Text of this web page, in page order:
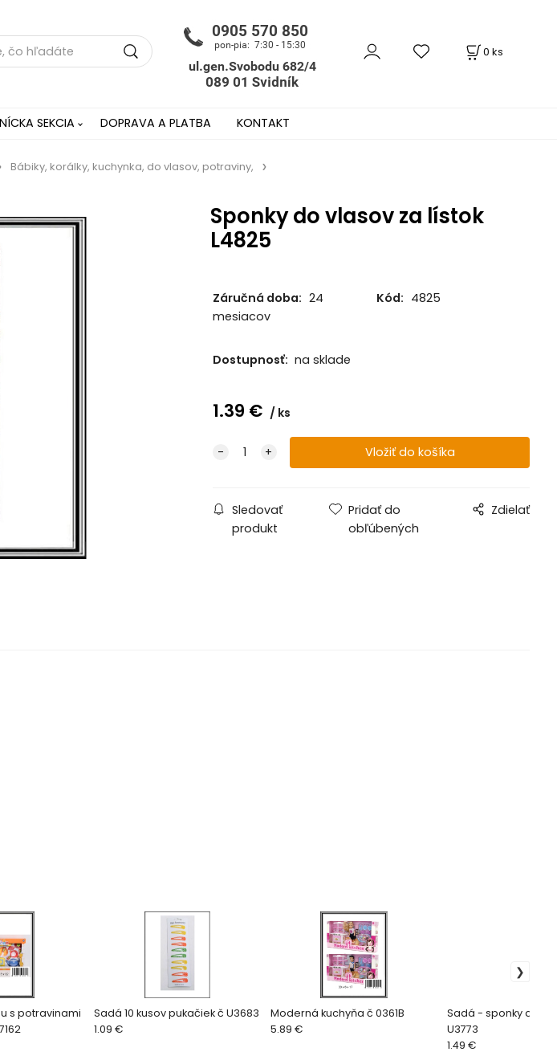
0 ks
SEKCIA DOPRAVA A PLATBA KONTAKT
Bábiky, korálky, kuchynka, do vlasov, potraviny,
Sponky do vlasov za lístok
L4825
Záručná doba: 24
mesiacov
Kód: 4825
Dostupnosť: na sklade
1.39 € ks
Sledovať
produkt
Pridať do
obľúbených
Zdielať
s potravinami
Sadá 10 kusov pukačiek č U3683
1.09 €
Moderná kuchyňa č 0361B
5.89 €
Sadá - sponky do vlasov č
U3773
1.49 €